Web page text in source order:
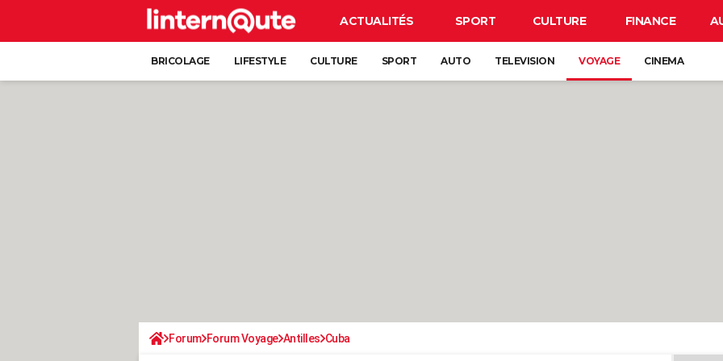
ACTUALITÉS SPORT CULTURE FINANCE
BRICOLAGE LIFESTYLE CULTURE SPORT AUTO TELEVISION VOYAGE CINEMA
Forum Forum Voyage Antilles Cuba